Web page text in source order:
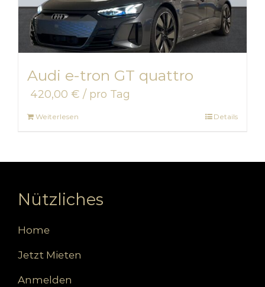
Audi e-tron GT quattro
420,00 € / pro Tag
Weiterlesen Details
Nützliches
Home
Jetzt Mieten
Anmelden